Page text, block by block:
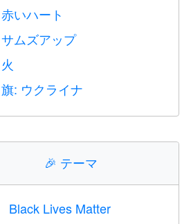
赤いハート
サムズアップ
火
旗: ウクライナ
🎉 テーマ
Black Lives Matter